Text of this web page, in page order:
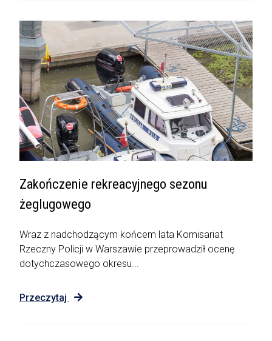
Zakończenie rekreacyjnego sezonu
żeglugowego
Wraz z nadchodzącym końcem lata Komisariat
Rzeczny Policji w Warszawie przeprowadził ocenę
dotychczasowego okresu...
Przeczytaj